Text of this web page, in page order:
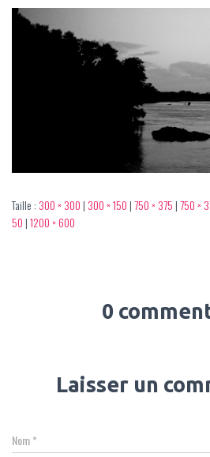
Taille : 300 × 300 | 300 × 150 |750 × 375 |750 ×
50 |1200 × 600
0
Laisser un
Nom*